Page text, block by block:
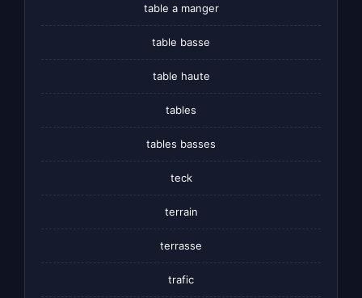
table a manger
table basse
table haute
tables
tables basses
teck
terrain
terrasse
trafic